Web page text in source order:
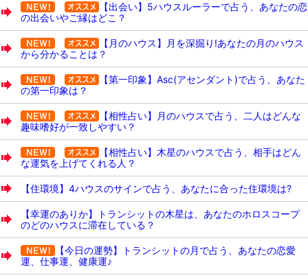
【出会い】5ハウスルーラーで占う、あなたの恋
の出会いやご縁はどこ？
【月のハウス】月を深掘り!あなたの月のハウス
から分かることは？
【第一印象】Asc(アセンダント)で占う、あなた
の第一印象は？
【相性占い】月のハウスで占う、二人はどんな
趣味嗜好が一致しやすい？
【相性占い】木星のハウスで占う、相手はどん
な運気を上げてくれる人？
【住環境】4ハウスのサインで占う、あなたに合った住環境は?
【幸運のありか】トランシットの木星は、あなたのホロスコープ
のどのハウスに滞在している？
【今日の運勢】トランシットの月で占う、あなたの恋愛
運、仕事運、健康運♪